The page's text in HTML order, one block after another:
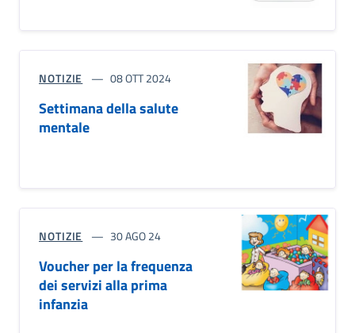
NOTIZIE 08 OTT 2024
Settimana della salute
mentale
NOTIZIE 30 AGO 24
Voucher per la frequenza
dei servizi alla prima
infanzia